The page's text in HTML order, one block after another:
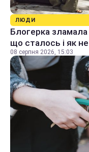
ЛЮДИ
Блогерка
що сталось і як
08 серпня 2026, 15:03